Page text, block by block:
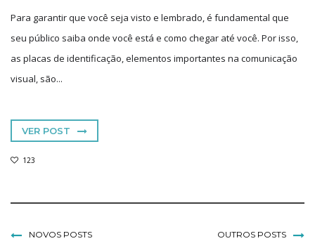
Para garantir que você seja visto e lembrado, é fundamental que
seu público saiba onde você está e como chegar até você. Por isso,
as placas de identificação, elementos importantes na comunicação
visual, são...
VER POST
123
NOVOS POSTS OUTROS POSTS